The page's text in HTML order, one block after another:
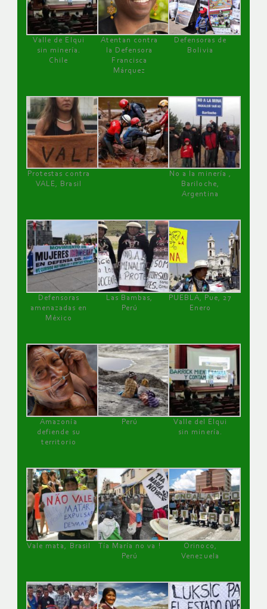
Valle de Elqui
sin minería.
Chile
Atentan contra
la Defensora
Francisca
Márquez
Defensoras de
Bolivia
Protestas contra
VALE, Brasil
No a la minería ,
Bariloche,
Argentina
Defensoras
amenazadas en
México
Las Bambas,
Perú
PUEBLA, Pue, 27
Enero
Amazonía
defiende su
territorio
Perú
Valle del Elqui
sin minería.
Vale mata, Brasil
Tía María no va !
Perú
Orinoco,
Venezuela